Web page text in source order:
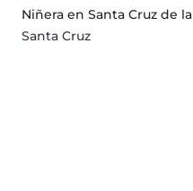
Niñera en Santa Cruz de
Santa Cruz